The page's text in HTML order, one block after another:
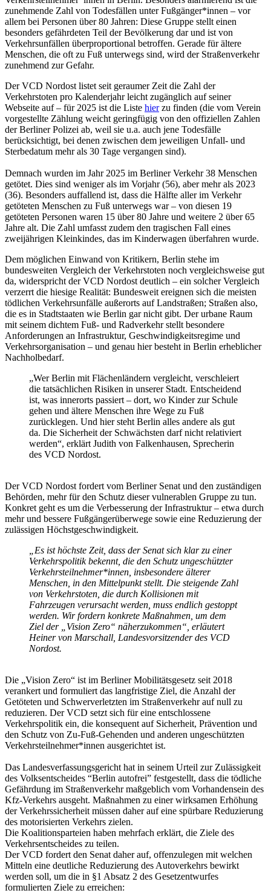
zunehmende Zahl von Todesfällen unter Fußgänger*innen – vor
allem bei Personen über 80 Jahren: Diese Gruppe stellt einen
besonders gefährdeten Teil der Bevölkerung dar und ist von
Verkehrsunfällen überproportional betroffen. Gerade für ältere
Menschen, die oft zu Fuß unterwegs sind, wird der Straßenverkehr
zunehmend zur Gefahr.
Der VCD Nordost listet seit geraumer Zeit die Zahl der
Verkehrstoten pro Kalenderjahr leicht zugänglich auf seiner
Webseite auf – für 2025 ist die Liste hierzu finden (die vom Verein
vorgestellte Zählung weicht geringfügig von den offiziellen Zahlen
der Berliner Polizei ab, weil sie u.a. auch jene Todesfälle
berücksichtigt, bei denen zwischen dem jeweiligen Unfall- und
Sterbedatum mehr als 30 Tage vergangen sind).
Demnach wurden im Jahr 2025 im Berliner Verkehr 38 Menschen
getötet. Dies sind weniger als im Vorjahr (56), aber mehr als 2023
(36). Besonders auffallend ist, dass die Hälfte aller im Verkehr
getöteten Menschen zu Fuß unterwegs war – von diesen 19
getöteten Personen waren 15 über 80 Jahre und weitere 2 über 65
Jahre alt. Die Zahl umfasst zudem den tragischen Fall eines
zweijährigen Kleinkindes, das im Kinderwagen überfahren wurde.
Dem möglichen Einwand von Kritikern, Berlin stehe im
bundesweiten Vergleich der Verkehrstoten noch vergleichsweise gut
da, widerspricht der VCD Nordost deutlich – ein solcher Vergleich
verzerrt die hiesige Realität: Bundesweit ereignen sich die meisten
tödlichen Verkehrsunfälle außerorts auf Landstraßen; Straßen also,
die es in Stadtstaaten wie Berlin gar nicht gibt. Der urbane Raum
mit seinem dichtem Fuß- und Radverkehr stellt besondere
Anforderungen an Infrastruktur, Geschwindigkeitsregime und
Verkehrsorganisation – und genau hier besteht in Berlin erheblicher
Nachholbedarf.
„Wer Berlin mit Flächenländern vergleicht, verschleiert
die tatsächlichen Risiken in unserer Stadt. Entscheidend
ist, was innerorts passiert – dort, wo Kinder zur Schule
gehen und ältere Menschen ihre Wege zu Fuß
zurücklegen. Und hier steht Berlin alles andere als gut
da. Die Sicherheit der Schwächsten darf nicht relativiert
werden“, erklärt Judith von Falkenhausen, Sprecherin
des VCD Nordost.
Der VCD Nordost fordert vom Berliner Senat und den zuständigen
Behörden, mehr für den Schutz dieser vulnerablen Gruppe zu tun.
Konkret geht es um die Verbesserung der Infrastruktur – etwa durch
mehr und bessere Fußgängerüberwege sowie eine Reduzierung der
zulässigen Höchstgeschwindigkeit.
„Es ist höchste Zeit, dass der Senat sich klar zu einer
Verkehrspolitik bekennt, die den Schutz ungeschützter
Verkehrsteilnehmer*innen, insbesondere älterer
Menschen, in den Mittelpunkt stellt. Die steigende Zahl
von Verkehrstoten, die durch Kollisionen mit
Fahrzeugen verursacht werden, muss endlich gestoppt
werden. Wir fordern konkrete Maßnahmen, um dem
Ziel der „Vision Zero“ näherzukommen“, erläutert
Heiner von Marschall, Landesvorsitzender des VCD
Nordost.
Die „Vision Zero“ ist im Berliner Mobilitätsgesetz seit 2018
verankert und formuliert das langfristige Ziel, die Anzahl der
Getöteten und Schwerverletzten im Straßenverkehr auf null zu
reduzieren. Der VCD setzt sich für eine entschlossene
Verkehrspolitik ein, die konsequent auf Sicherheit, Prävention und
den Schutz von Zu-Fuß-Gehenden und anderen ungeschützten
Verkehrsteilnehmer*innen ausgerichtet ist.
Das Landesverfassungsgericht hat in seinem Urteil zur Zulässigkeit
des Volksentscheides “Berlin autofrei” festgestellt, dass die tödliche
Gefährdung im Straßenverkehr maßgeblich vom Vorhandensein des
Kfz-Verkehrs ausgeht. Maßnahmen zu einer wirksamen Erhöhung
der Verkehrssicherheit müssen daher auf eine spürbare Reduzierung
des motorisierten Verkehrs zielen.
Die Koalitionsparteien haben mehrfach erklärt, die Ziele des
Verkehrsentscheides zu teilen.
Der VCD fordert den Senat daher auf, offenzulegen mit welchen
Mitteln eine deutliche Reduzierung des Autoverkehrs bewirkt
werden soll, um die in §1 Absatz 2 des Gesetzentwurfes
formulierten Ziele zu erreichen: